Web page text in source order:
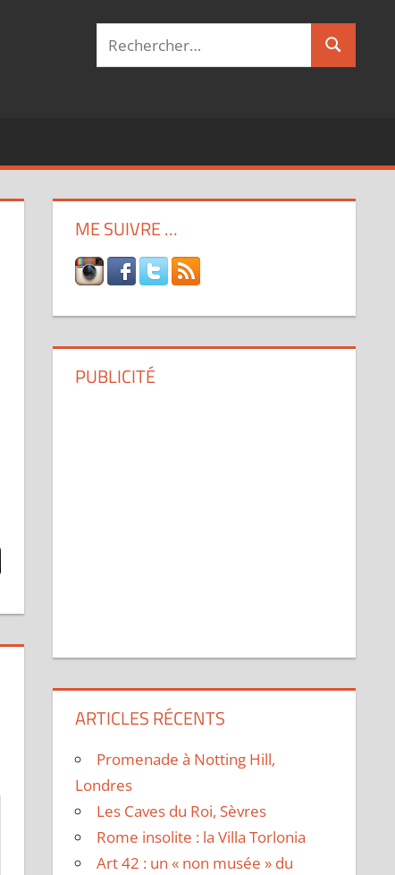
Recherche
ME SUIVRE …
PUBLICITÉ
ARTICLES RÉCENTS
Promenade à Notting Hill,
Londres
Les Caves du Roi, Sèvres
Rome insolite : la Villa Torlonia
Art 42 : un « non musée » du